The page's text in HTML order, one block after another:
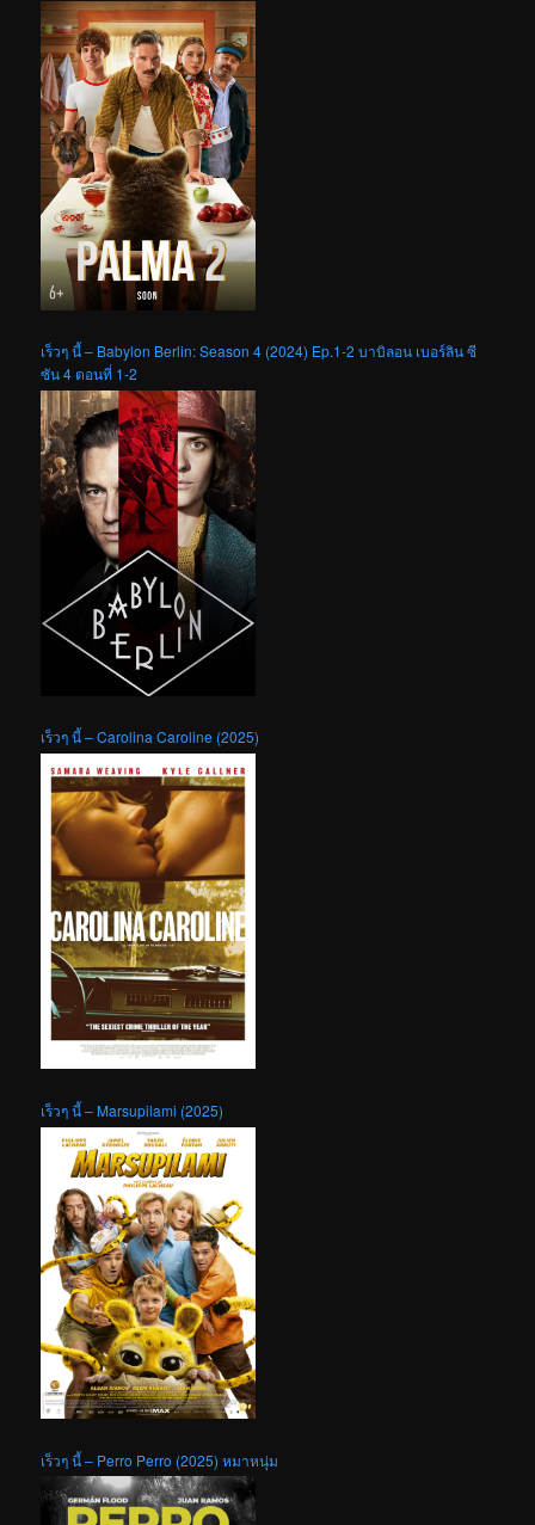
เร็วๆ นี้ – Babylon Berlin: Season 4 (2024) Ep.1-2 บาบิลอน เบอร์ลิน ซี
ซัน 4 ตอนที่ 1-2
เร็วๆ นี้ – Carolina Caroline (2025)
เร็วๆ นี้ – Marsupilami (2025)
เร็วๆ นี้ – Perro Perro (2025) หมาหนุ่ม